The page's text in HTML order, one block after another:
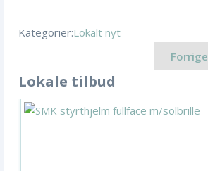
Kategorier:Lokalt nyt
Forrige
Lokale tilbud